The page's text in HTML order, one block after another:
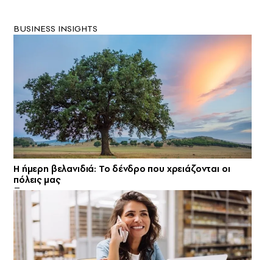
BUSINESS INSIGHTS
Η ήμερη βελανιδιά: Το δένδρο που χρειάζονται οι
πόλεις μας